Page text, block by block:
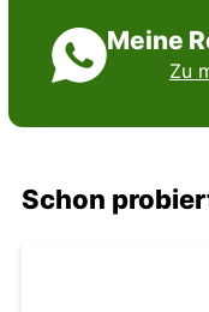
Meine
Zu
Schon